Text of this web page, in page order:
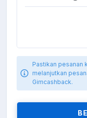
Pastikan pesanan
melanjutkan
Gimcashback.